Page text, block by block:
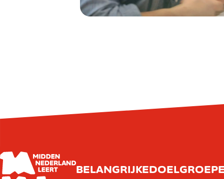
BELANGRIJKE